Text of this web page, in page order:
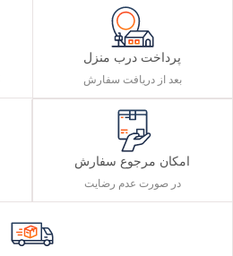
پرداخت درب منزل
بعد از دریافت سفارش
امکان مرجوع سفارش
در صورت عدم رضایت